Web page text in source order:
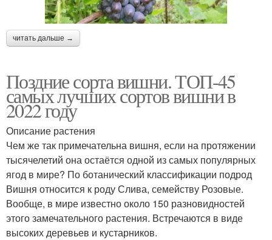
читать дальше →
Поздние сорта вишни. ТОП-45
самых лучших сортов вишни в
2022 году
Описание растения
Чем же так примечательна вишня, если на протяжении
тысячелетий она остаётся одной из самых популярных
ягод в мире? По ботанический классификации подрод
Вишня относится к роду Слива, семейству Розовые.
Вообще, в мире известно около 150 разновидностей
этого замечательного растения. Встречаются в виде
высоких деревьев и кустарников.